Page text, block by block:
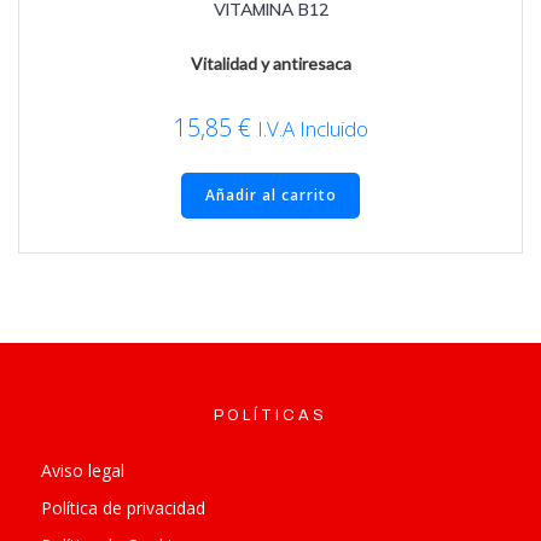
VITAMINA B12
Vitalidad y antiresaca
15,85 € I.V.A Incluido
Añadir al carrito
POLÍTICAS
Aviso legal
Política de privacidad